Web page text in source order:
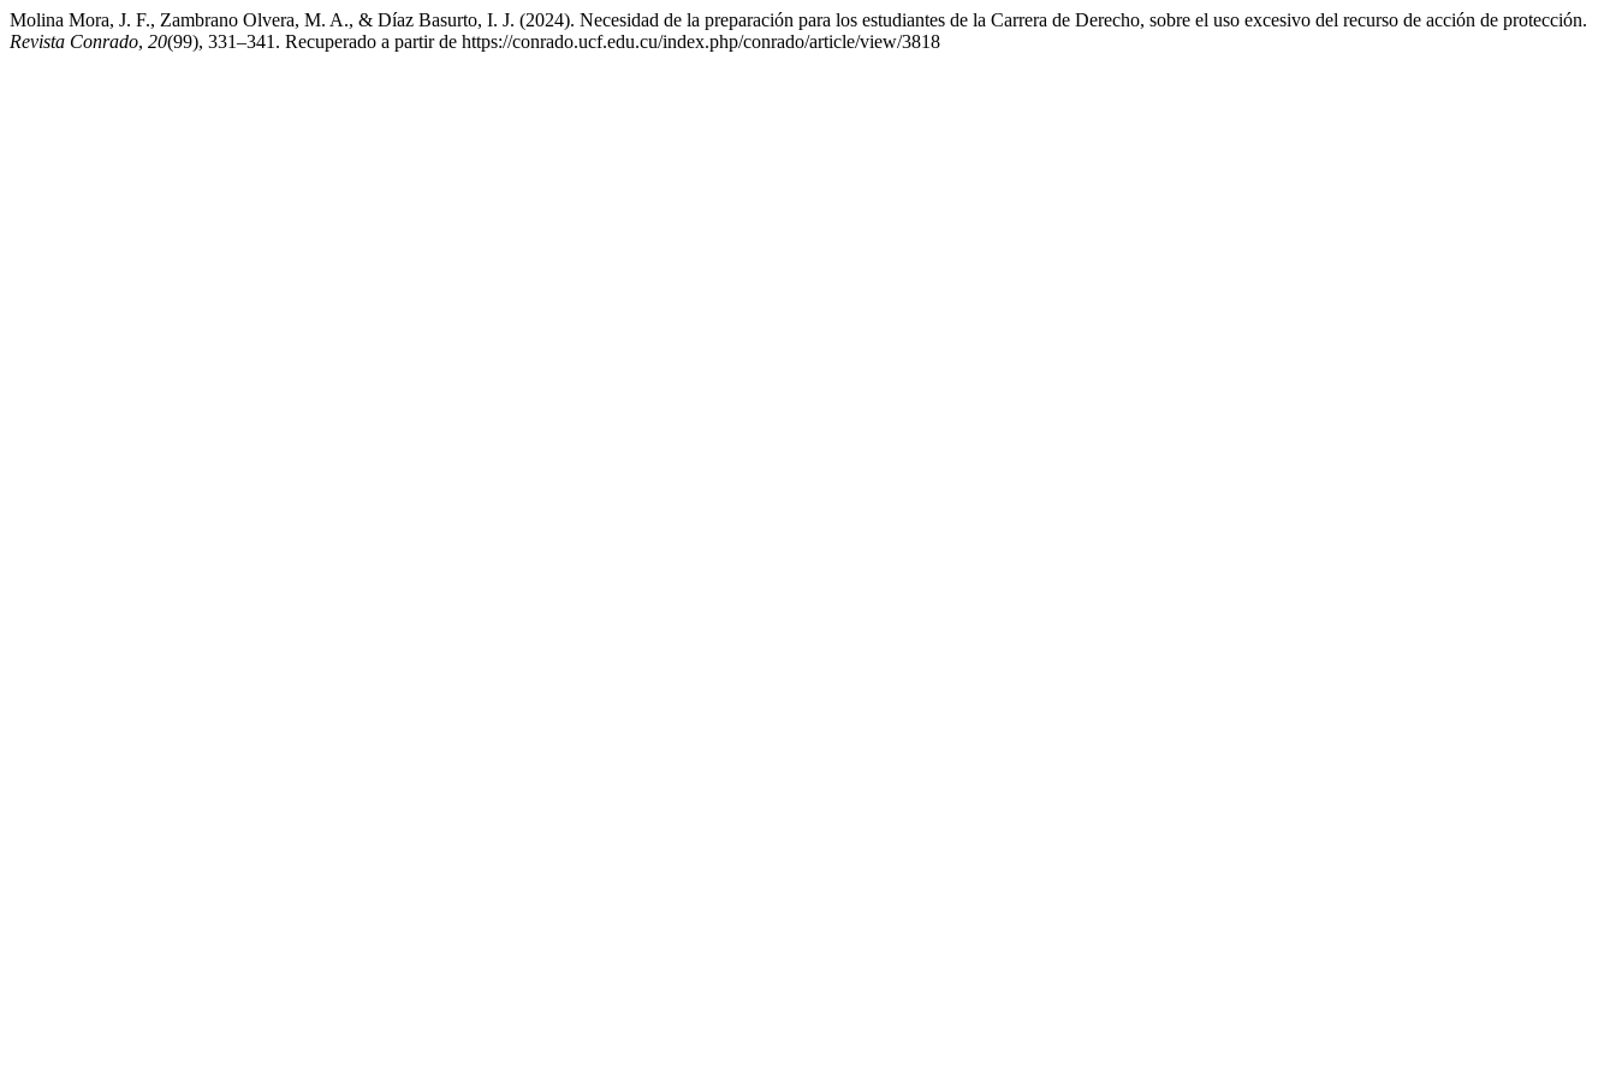
Molina Mora, J. F., Zambrano Olvera, M. A., & Díaz Basurto, I. J. (2024). Necesidad de la preparación para los estudiantes de la Carrera de Derecho, sobre el uso excesivo del recurso de acción de protección.
Revista Conrado, 20(99), 331–341. Recuperado a partir de https://conrado.ucf.edu.cu/index.php/conrado/article/view/3818